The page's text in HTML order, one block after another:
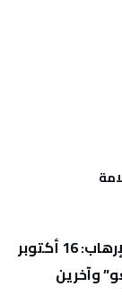
أمام الدائرة الجنائية المختصة في قضايا الإرهاب: 16 أكتوبر
وآخرين